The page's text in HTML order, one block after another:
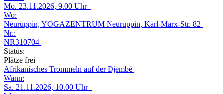
Mo. 23.11.2026, 9.00 Uhr
Wo:
Neuruppin, YOGAZENTRUM Neuruppin, Karl-Marx-Str. 82
Nr.:
NR310704
Status:
Plätze frei
Afrikanisches Trommeln auf der Djembé
Wann:
Sa. 21.11.2026, 10.00 Uhr